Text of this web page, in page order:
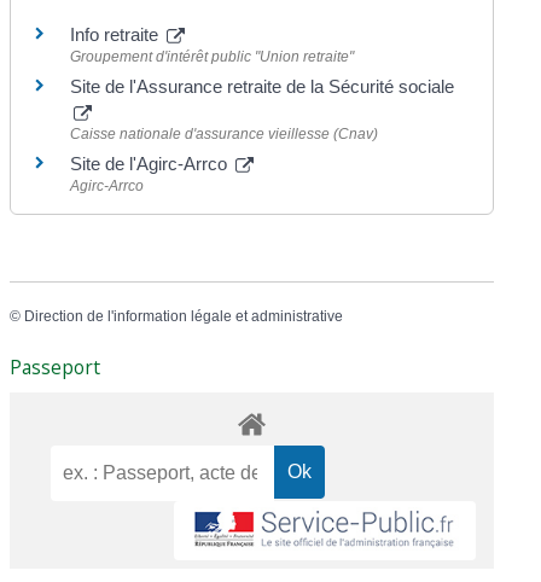
Info retraite
Groupement d'intérêt public "Union retraite"
Site de l'Assurance retraite de la Sécurité sociale
Caisse nationale d'assurance vieillesse (Cnav)
Site de l'Agirc-Arrco
Agirc-Arrco
© Direction de l'information légale et administrative
Passeport